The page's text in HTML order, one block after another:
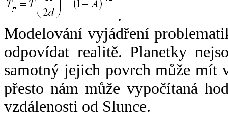
.
Modelování vyjádření
odpovídat realitě. Planetky
samotný jejich povrch může mít
přesto nám může vypočítaná
vzdálenosti od Slunce.